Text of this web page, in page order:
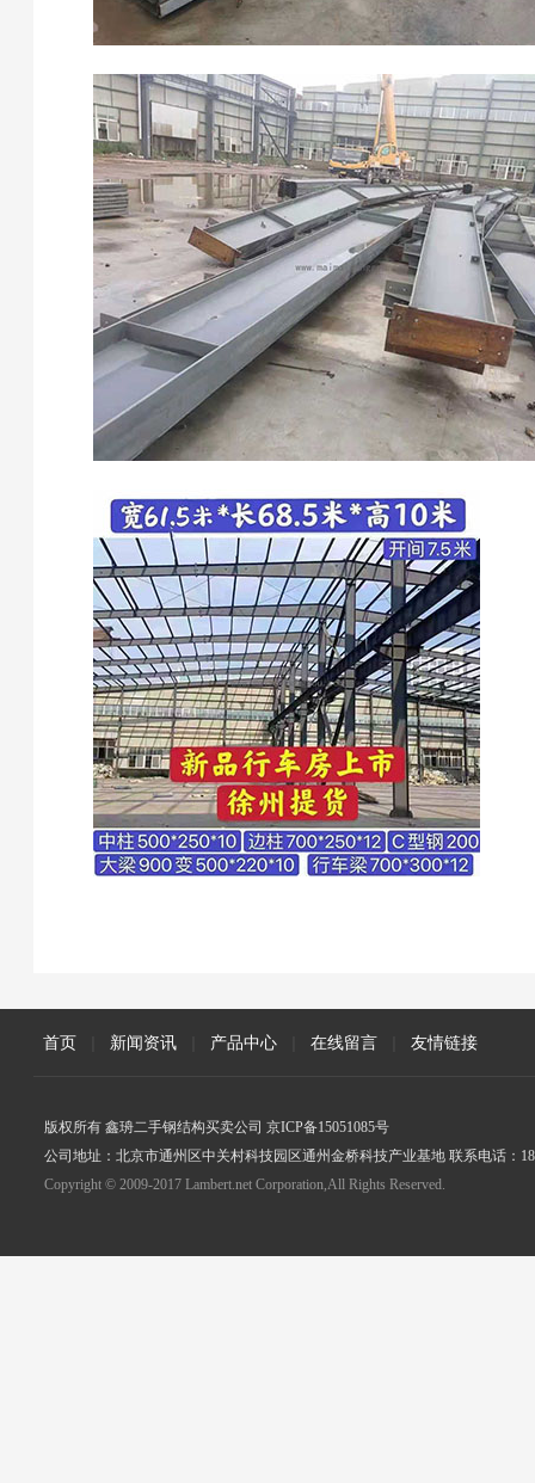
首页 新闻资讯 产品中心 在线留言 友情链接
版权所有 鑫珘二手钢结构买卖公司 京ICP备15051085号
公司地址：北京市通州区中关村科技园区通州金桥科技产业基地 联系电话：
Copyright © 2009-2017 Lambert.net Corporation,All Rights Reserved.